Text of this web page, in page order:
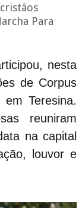
Para
nesta
de Corpus
Teresina.
reuniram
na capital
louvor e